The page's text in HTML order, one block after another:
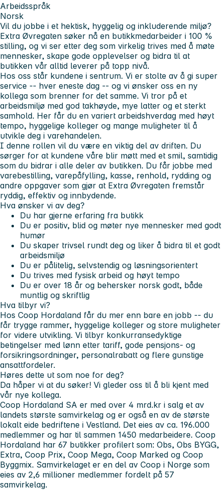
Arbeidsspråk
Norsk
Vil du jobbe i et hektisk, hyggelig og inkluderende miljø?
Extra Øvregaten søker nå en butikkmedarbeider i 100 %
stilling, og vi ser etter deg som virkelig trives med å møte
mennesker, skape gode opplevelser og bidra til at
butikken vår alltid leverer på topp nivå.
Hos oss står kundene i sentrum. Vi er stolte av å gi super
service -- hver eneste dag -- og vi ønsker oss en ny
kollega som brenner for det samme. Vi tror på et
arbeidsmiljø med god takhøyde, mye latter og et sterkt
samhold. Her får du en variert arbeidshverdag med høyt
tempo, hyggelige kolleger og mange muligheter til å
utvikle deg i varehandelen.
I denne rollen vil du være en viktig del av driften. Du
sørger for at kundene våre blir møtt med et smil, samtidig
som du bidrar i alle deler av butikken. Du får jobbe med
varebestilling, varepåfylling, kasse, renhold, rydding og
andre oppgaver som gjør at Extra Øvregaten fremstår
ryddig, effektiv og innbydende.
Hva ønsker vi av deg?
Du har gjerne erfaring fra butikk
Du er positiv, blid og møter nye mennesker med godt
humør
Du skaper trivsel rundt deg og liker å bidra til et godt
arbeidsmiljø
Du er pålitelig, selvstendig og løsningsorientert
Du trives med fysisk arbeid og høyt tempo
Du er over 18 år og behersker norsk godt, både
muntlig og skriftlig
Hva tilbyr vi?
Hos Coop Hordaland får du mer enn bare en jobb -- du
får trygge rammer, hyggelige kolleger og store muligheter
for videre utvikling. Vi tilbyr konkurransedyktige
betingelser med lønn etter tariff, gode pensjons- og
forsikringsordninger, personalrabatt og flere gunstige
ansattfordeler.
Høres dette ut som noe for deg?
Da håper vi at du søker! Vi gleder oss til å bli kjent med
vår nye kollega.
Coop Hordaland SA er med over 4 mrd.kr i salg et av
landets største samvirkelag og er også en av de største
lokalt eide bedriftene i Vestland. Det eies av ca. 196.000
medlemmer og har til sammen 1450 medarbeidere. Coop
Hordaland har 67 butikker profilert som: Obs, Obs BYGG,
Extra, Coop Prix, Coop Mega, Coop Marked og Coop
Byggmix. Samvirkelaget er en del av Coop i Norge som
eies av 2,6 millioner medlemmer fordelt på 57
samvirkelag.